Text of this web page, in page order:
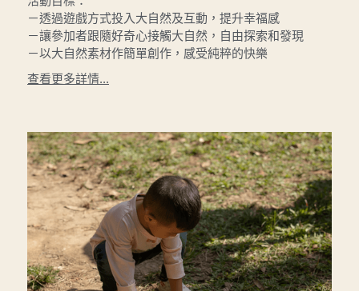
－透過遊戲方式投入大自然及互動，提升幸福感
－讓參加者跟隨好奇心接觸大自然，自由探索和發現
－以大自然素材作簡單創作，感受純粹的快樂
查看更多詳情...